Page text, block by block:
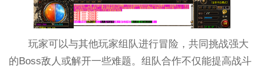
玩家可以与其他玩家组队进行冒险，共同挑战强大
的Boss敌人或解开一些难题。组队合作不仅能提高战斗